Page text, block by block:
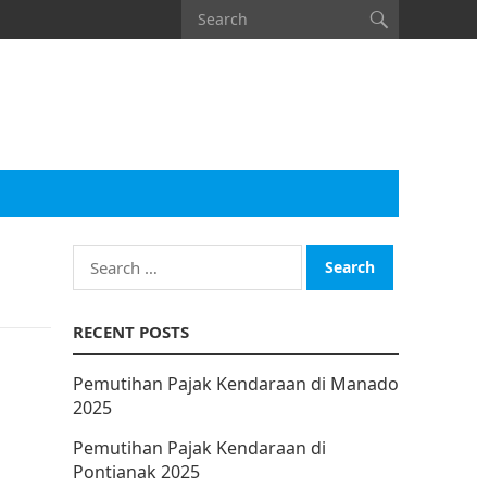
Search
for:
RECENT POSTS
Pemutihan Pajak Kendaraan di Manado
2025
Pemutihan Pajak Kendaraan di
Pontianak 2025